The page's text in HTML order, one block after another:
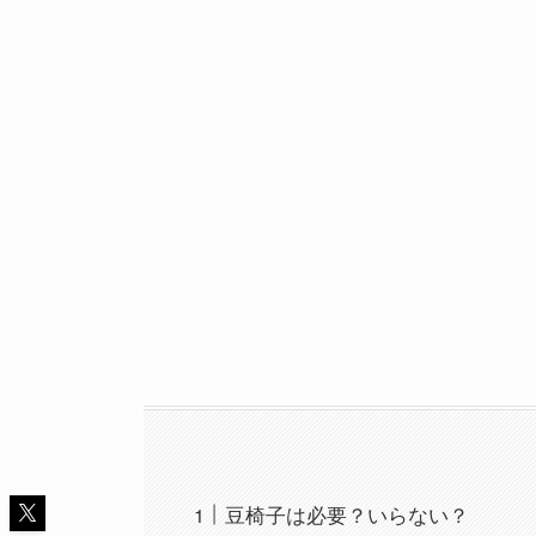
豆椅子は必要？いらない？